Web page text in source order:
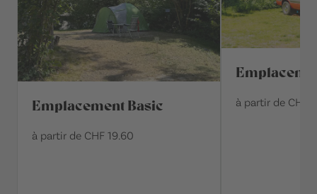
Emplacement Basic
à partir de CHF 19.60
à partir de CHF